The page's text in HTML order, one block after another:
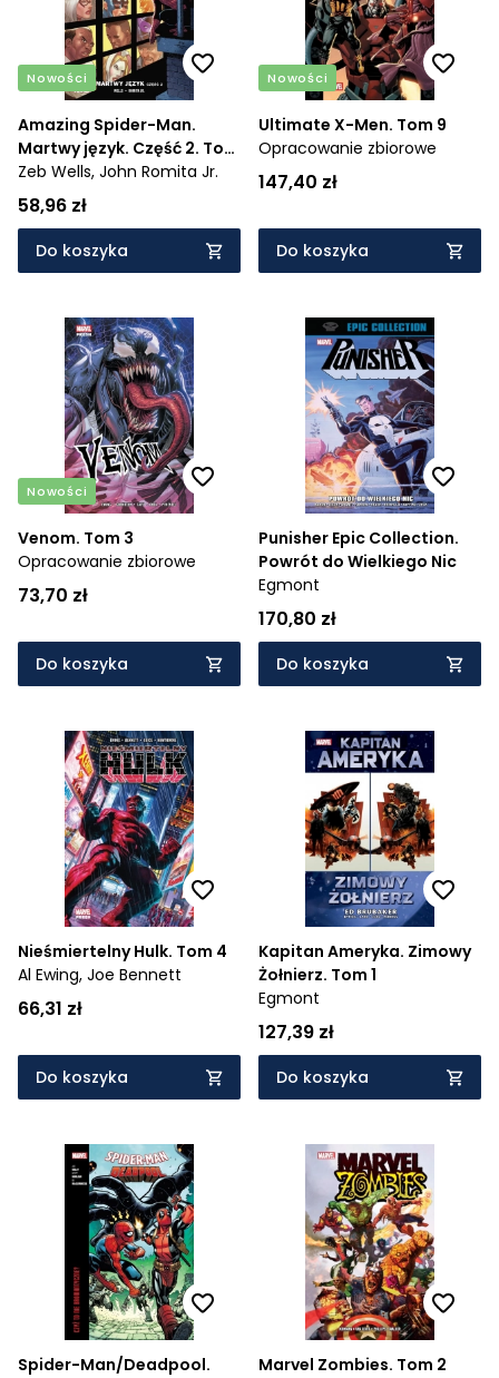
Nowości
Amazing Spider-Man.
Martwy język. Część 2. Tom
6
Zeb Wells, John Romita Jr.
58,96 zł
Do koszyka
Nowości
Ultimate X-Men. Tom 9
Opracowanie zbiorowe
147,40 zł
Do koszyka
Nowości
Venom. Tom 3
Opracowanie zbiorowe
73,70 zł
Do koszyka
Punisher Epic Collection.
Powrót do Wielkiego Nic
Egmont
170,80 zł
Do koszyka
Nieśmiertelny Hulk. Tom 4
Al Ewing, Joe Bennett
66,31 zł
Do koszyka
Kapitan Ameryka. Zimowy
Żołnierz. Tom 1
Egmont
127,39 zł
Do koszyka
Spider-Man/Deadpool.
Marvel Zombies. Tom 2